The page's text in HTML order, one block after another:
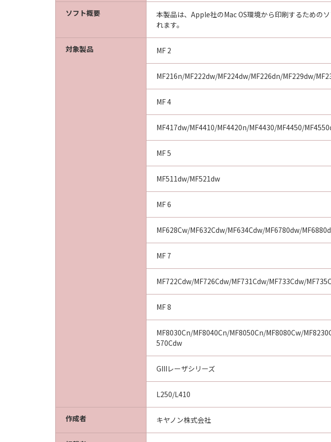
以 上
No.022774
ソフト概要
本製品は、Apple社のMac OS環境から印刷するための
れます。
対象製品 MF 2
MF216n/MF222dw/MF224dw/MF226dn/MF229dw/
MF 4
MF417dw/MF4410/MF4420n/MF4430/MF4450/
MF 5
MF511dw/MF521dw
MF 6
MF628Cw/MF632Cdw/MF634Cdw/MF6780dw/
MF 7
MF722Cdw/MF726Cdw/MF731Cdw/MF733Cdw/
MF 8
MF8030Cn/MF8040Cn/MF8050Cn/MF8080Cw/
570Cdw
GIIIレーザシリーズ
L250/L410
作成者 キヤノン株式会社